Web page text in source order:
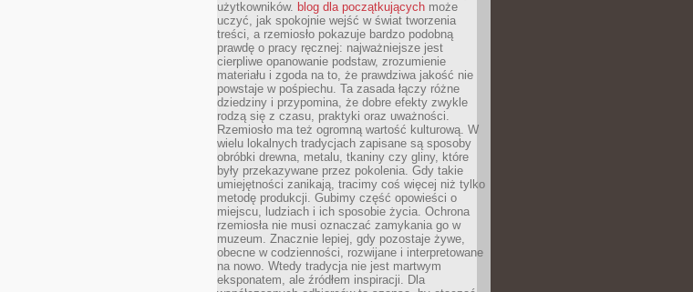
użytkowników. blog dla początkujących może
uczyć, jak spokojnie wejść w świat tworzenia
treści, a rzemiosło pokazuje bardzo podobną
prawdę o pracy ręcznej: najważniejsze jest
cierpliwe opanowanie podstaw, zrozumienie
materiału i zgoda na to, że prawdziwa jakość nie
powstaje w pośpiechu. Ta zasada łączy różne
dziedziny i przypomina, że dobre efekty zwykle
rodzą się z czasu, praktyki oraz uważności.
Rzemiosło ma też ogromną wartość kulturową. W
wielu lokalnych tradycjach zapisane są sposoby
obróbki drewna, metalu, tkaniny czy gliny, które
były przekazywane przez pokolenia. Gdy takie
umiejętności zanikają, tracimy coś więcej niż tylko
metodę produkcji. Gubimy część opowieści o
miejscu, ludziach i ich sposobie życia. Ochrona
rzemiosła nie musi oznaczać zamykania go w
muzeum. Znacznie lepiej, gdy pozostaje żywe,
obecne w codzienności, rozwijane i interpretowane
na nowo. Wtedy tradycja nie jest martwym
eksponatem, ale źródłem inspiracji. Dla